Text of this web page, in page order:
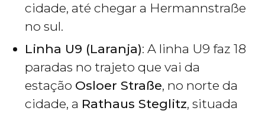
cidade, até chegar a Hermannstraße
no sul.
Linha U9 (Laranja): A linha U9 faz 18
paradas no trajeto que vai da
estação Osloer Straße, no norte da
cidade, a Rathaus Steglitz, situada